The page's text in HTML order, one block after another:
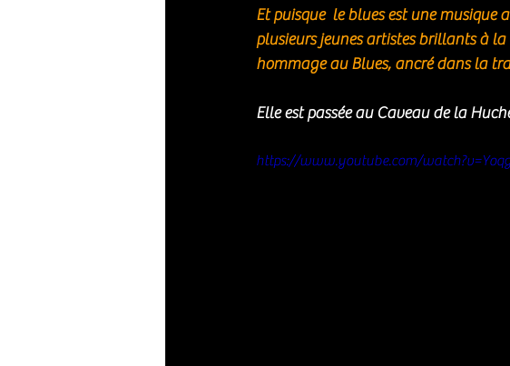
Et puisque  le blues est une
plusieurs jeunes artistes brillants à
hommage au Blues, ancré dans la
Elle est passée au Caveau de la
https://www.youtube.com/